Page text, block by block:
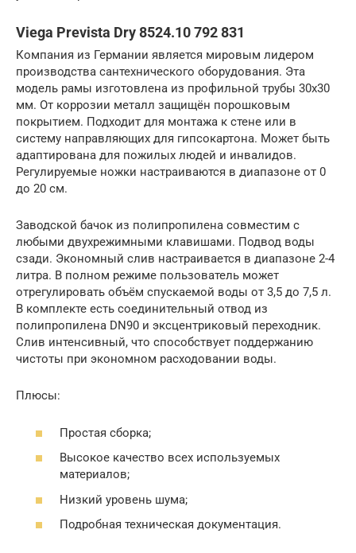
Viega Prevista Dry 8524.10 792 831
Компания из Германии является мировым лидером
производства сантехнического оборудования. Эта
модель рамы изготовлена из профильной трубы 30х30
мм. От коррозии металл защищён порошковым
покрытием. Подходит для монтажа к стене или в
систему направляющих для гипсокартона. Может быть
адаптирована для пожилых людей и инвалидов.
Регулируемые ножки настраиваются в диапазоне от 0
до 20 см.
Заводской бачок из полипропилена совместим с
любыми двухрежимными клавишами. Подвод воды
сзади. Экономный слив настраивается в диапазоне 2-4
литра. В полном режиме пользователь может
отрегулировать объём спускаемой воды от 3,5 до 7,5 л.
В комплекте есть соединительный отвод из
полипропилена DN90 и эксцентриковый переходник.
Слив интенсивный, что способствует поддержанию
чистоты при экономном расходовании воды.
Плюсы:
Простая сборка;
Высокое качество всех используемых
материалов;
Низкий уровень шума;
Подробная техническая документация.